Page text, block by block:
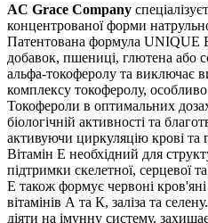
AC Grace Company
концентрованої форми
Патентована формула UNIQUE
добавок, пшениці, глютена або
альфа-токоферолу та виключає
комплексу токоферолу,
Токофероли в оптимальних
біологічній активності та
активуючи циркуляцію крові та
Вітамін Е необхідний для
підтримки скелетної, серцевої
Е також формує червоні кров'яні
вітамінів А та К, заліза та
діяти на імунну систему,